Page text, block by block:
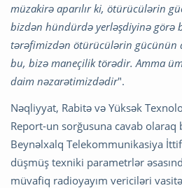
müzakirə aparılır ki, ötürücülərin
bizdən hündürdə yerləşdiyinə görə
tərəfimizdən ötürücülərin gücünün
bu, bizə maneçilik törədir. Amma
daim nəzarətimizdədir".
Nəqliyyat, Rabitə və Yüksək
Report-un sorğusuna cavab
Beynəlxalq Telekommunikasiya
düşmüş texniki parametrlər
müvafiq radioyayım vericiləri